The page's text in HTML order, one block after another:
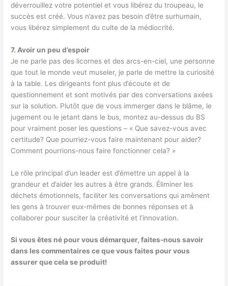
déverrouillez votre potentiel et vous libérez du troupeau, le
succès est créé. Vous n’avez pas besoin d’être surhumain,
vous libérez simplement du culte de la médiocrité.
7. Avoir un peu d’espoir
Je ne parle pas des licornes et des arcs-en-ciel, une personne
que tout le monde veut museler, je parle de mettre la curiosité
à la table. Les dirigeants font plus d’écoute et de
questionnement et sont motivés par des conversations axées
sur la solution. Plutôt que de vous immerger dans le blâme, le
jugement ou le jetant dans le bus, montez au-dessus du BS
pour vraiment poser les questions – « Que savez-vous avec
certitude? Que pourriez-vous faire maintenant pour aider?
Comment pourrions-nous faire fonctionner cela? »
Le rôle principal d’un leader est d’émettre un appel à la
grandeur et d’aider les autres à être grands. Éliminer les
déchets émotionnels, faciliter les conversations qui amènent
les gens à trouver eux-mêmes de bonnes réponses et à
collaborer pour susciter la créativité et l’innovation.
Si vous êtes né pour vous démarquer, faites-nous savoir
dans les commentaires ce que vous faites pour vous
assurer que cela se produit!